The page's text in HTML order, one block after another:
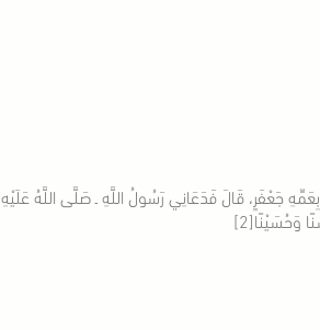
حَمْزَةَ[1] فَلَمَّا، وُلِدَ الْحُسَيْنُ سَمَّاهُ بِعَمِّهِ جَعْفَرٍ، قَالَ فَدَعَانِي رَسُولُ اللَّهِ ـ صَلَّى اللَّهُ عَلَيْهِ
وَحُسَيْنًا[2]